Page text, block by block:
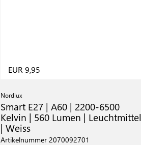
EUR 9,95
Nordlux
Smart E27 | A60 | 2200-6500
Kelvin | 560 Lumen | Leuchtmittel
| Weiss
Artikelnummer 2070092701